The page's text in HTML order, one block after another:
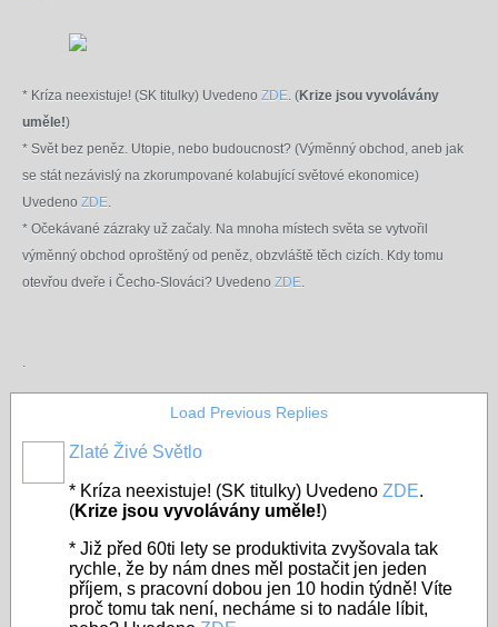
* Kríza neexistuje! (SK titulky) Uvedeno ZDE. (Krize jsou vyvolávány
uměle!)
* Svět bez peněz. Utopie, nebo budoucnost? (Výměnný obchod, aneb jak
se stát nezávislý na zkorumpované kolabující světové ekonomice)
Uvedeno ZDE.
* Očekávané zázraky už začaly. Na mnoha místech světa se vytvořil
výměnný obchod oproštěný od peněz, obzvláště těch cizích. Kdy tomu
otevřou dveře i Čecho-Slováci? Uvedeno ZDE.
.
Load Previous Replies
Zlaté Živé Světlo
* Kríza neexistuje! (SK titulky) Uvedeno ZDE.
(Krize jsou vyvolávány uměle!)
* Již před 60ti lety se produktivita zvyšovala tak
rychle, že by nám dnes měl postačit jen jeden
příjem, s pracovní dobou jen 10 hodin týdně! Víte
proč tomu tak není, necháme si to nadále líbit,